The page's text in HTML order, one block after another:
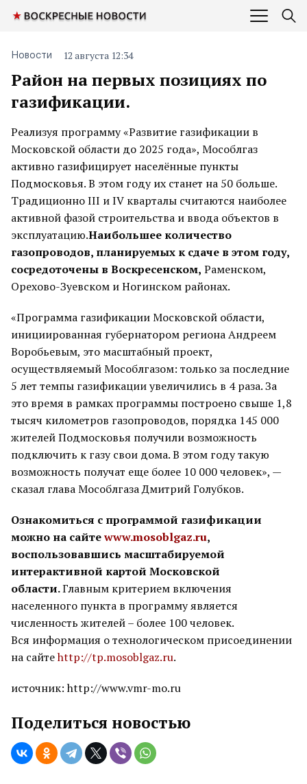
Район на первых позициях по
газификации.
Новости 12 августа 12:34
Реализуя программу «Развитие газификации в
Московской области до 2025 года», Мособлгаз
активно газифицирует населённые пункты
Подмосковья. В этом году их станет на 50 больше.
Традиционно III и IV кварталы считаются наиболее
активной фазой строительства и ввода объектов в
эксплуатацию.Наибольшее количество
газопроводов, планируемых к сдаче в этом году,
сосредоточены в Воскресенском, Раменском,
Орехово-Зуевском и Ногинском районах.
«Программа газификации Московской области,
инициированная губернатором региона Андреем
Воробьевым, это масштабный проект,
осуществляемый Мособлгазом: только за последние
5 лет темпы газификации увеличились в 4 раза. За
это время в рамках программы построено свыше 1,8
тысяч километров газопроводов, порядка 145 000
жителей Подмосковья получили возможность
подключить к газу свои дома. В этом году такую
возможность получат еще более 10 000 человек», —
сказал глава Мособлгаза Дмитрий Голубков.
Ознакомиться с программой газификации
можно на сайтеwww.mosoblgaz.ru,
воспользовавшись масштабируемой
интерактивной картой Московской
области.Главным критерием включения
населенного пункта в программу является
численность жителей – более 100 человек.
Вся информация о технологическом присоединении
на сайтеhttp://tp.mosoblgaz.ru.
источник: http://www.vmr-mo.ru
Поделиться новостью